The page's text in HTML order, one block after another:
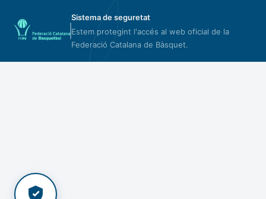
Sistema de seguretat
Estem protegint l'accés al web oficial de la
Federació Catalana de Bàsquet.